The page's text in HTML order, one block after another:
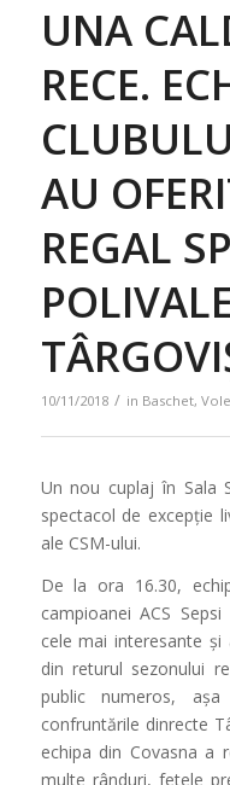
UNA
RECE.
AU
REGAL
10/11/2018 / in Baschet,
Un nou cuplaj în Sala
spectacol de excepție
ale CSM-ului.
De la ora 16.30,
campioanei ACS
cele mai interesante
din returul sezonului
public numeros,
confruntările dinrecte
echipa din Covasna a
multe rânduri, fetele